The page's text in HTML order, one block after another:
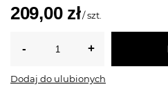
209,00 zł/szt.
Dodaj do ulubionych